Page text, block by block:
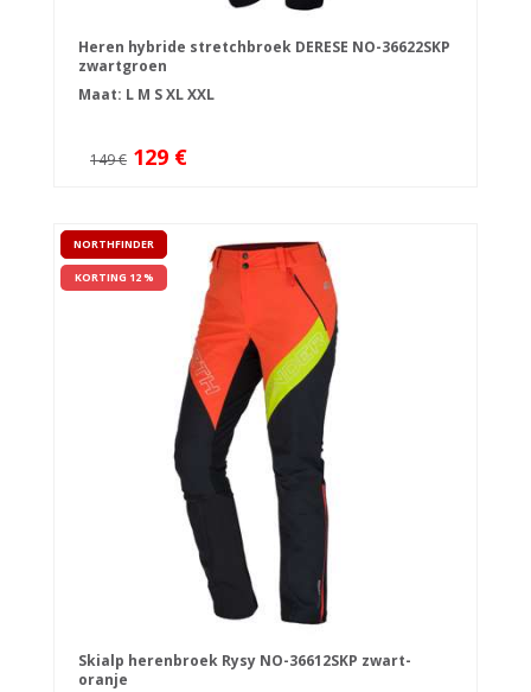
Heren hybride stretchbroek DERESE NO-36622SKP
zwartgroen
Maat: L M SXLXXL
149 € 129 €
NORTHFINDER
KORTING 12 %
Skialp herenbroek Rysy NO-36612SKP zwart-
oranje